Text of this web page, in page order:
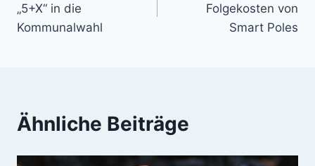
„5+X“ in die
Kommunalwahl
Folgekosten von
Smart Poles
Ähnliche Beiträge